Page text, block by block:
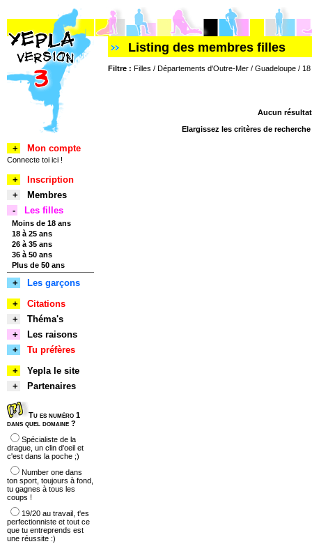
Listing des membres filles
Filtre : Filles / Départements d'Outre-Mer / Guadeloupe /
Aucun
Elargissez les critères de
+ Mon compte
Connecte toi ici !
+
Inscription
+
Membres
-
Les filles
Moins de 18 ans
18 à 25 ans
26 à 35 ans
36 à 50 ans
Plus de 50 ans
+
Les garçons
+
Citations
+
Théma's
+
Les raisons
+
Tu préfères
+
Yepla le site
+
Partenaires
Tu es numéro 1
dans quel domaine ?
Spécialiste de la
drague, un clin d'oeil et
c'est dans la poche ;)
Number one dans
ton sport, toujours à fond,
tu gagnes à tous les
coups !
19/20 au travail, t'es
perfectionniste et tout ce
que tu entreprends est
une réussite :)